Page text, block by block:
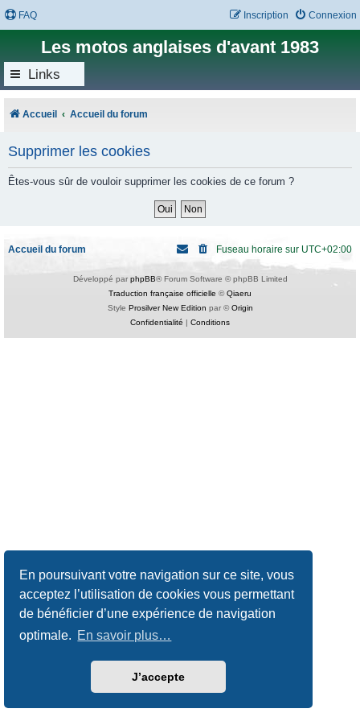
En poursuivant votre navigation sur ce site, vous
acceptez l’utilisation de cookies vous permettant
de bénéficier d’une expérience de navigation
optimale. En savoir plus…
J’accepte
FAQ Connexion
Inscription
Les motos anglaises d'avant 1983
Links
Accueil Accueil du forum
Supprimer les cookies
Êtes-vous sûr de vouloir supprimer les cookies de ce forum ?
Accueil du forum Fuseau horaire sur UTC+02:00
Développé par phpBB® Forum Software © phpBB Limited
Traduction française officielle ©Qiaeru
Style Prosilver New Edition par ©Origin
Confidentialité | Conditions